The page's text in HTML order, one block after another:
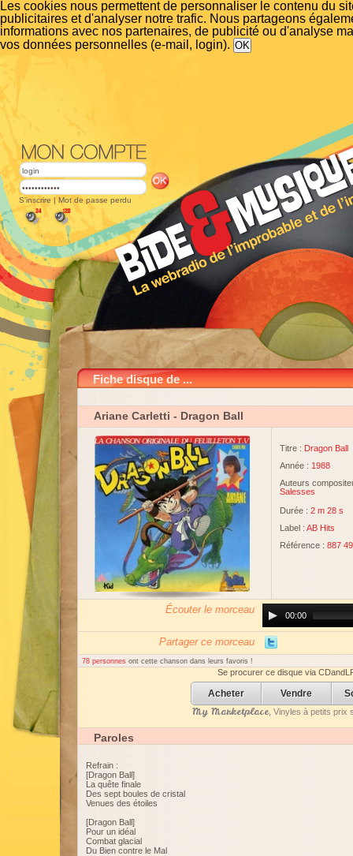
Les cookies nous permettent de personnaliser le contenu du
publicitaires et d'analyser notre trafic. Nous partageons
informations avec nos partenaires, de publicité ou d'analyse
vos données personnelles (e-mail, login).
S'inscrire | Mot de passe perdu
Fiche disque de ...
Ariane Carletti - Dragon Ball
Titre : Dragon Ball
Année : 1988
Auteurs
Salesses
Durée : 2 m 28 s
Label : AB Hits
Référence : 887
Écouter le morceau
Player00:00
Partager ce morceau
78 personnes ont cette chanson dans leurs favoris !
Se procurer ce disque via
Acheter Vendre
My Marketplace, Vinyles à petits prix
Paroles
Refrain :
[Dragon Ball]
La quête finale
Des sept boules de cristal
Venues des étoiles
[Dragon Ball]
Pour un idéal
Combat glacial
Du Bien contre le Mal